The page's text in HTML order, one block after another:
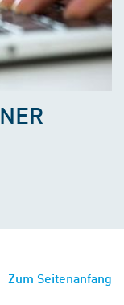
Zum Seitenanfang